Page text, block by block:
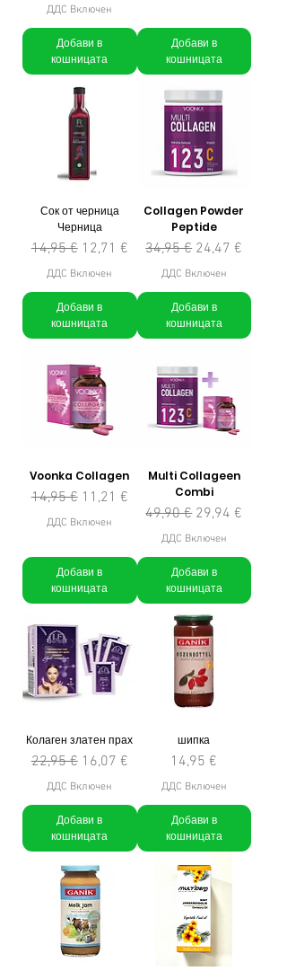
ДДС Включен
Добави в
кошницата
Добави в
кошницата
Сок от черница
Черница
Редовна цена
14,95 € Продажна цена
12,71 €
ДДС Включен
Добави в
кошницата
Collagen Powder
Peptide
Редовна цена
34,95 € Продажна цена
24,47 €
ДДС Включен
Добави в
кошницата
Voonka Collagen
Редовна цена
14,95 € Продажна цена
11,21 €
ДДС Включен
Добави в
кошницата
Multi Collageen
Combi
Редовна цена
49,90 € Продажна цена
29,94 €
ДДС Включен
Добави в
кошницата
Колаген златен прах
Редовна цена
22,95 € Продажна цена
16,07 €
ДДС Включен
Добави в
кошницата
шипка
Цена
14,95 €
ДДС Включен
Добави в
кошницата